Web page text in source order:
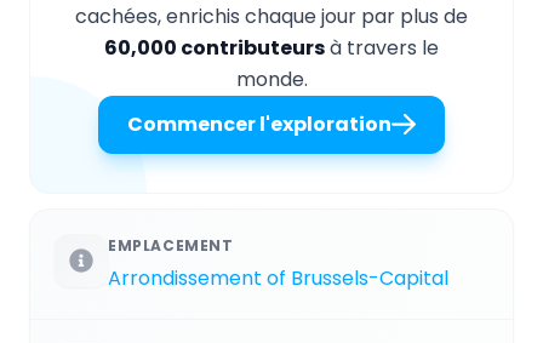
cachées, enrichis chaque jour par plus de
60,000 contributeursà travers le
monde.
Commencer l'exploration
EMPLACEMENT
Arrondissement of Brussels-Capital